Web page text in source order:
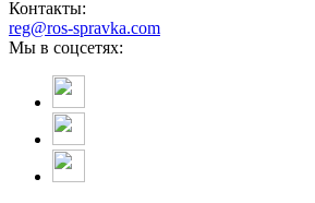
Контакты:
reg@ros-spravka.com
Мы в соцсетях: